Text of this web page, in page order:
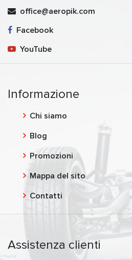
office@aeropik.com
Facebook
YouTube
Informazione
Chi siamo
Blog
Promozioni
Mappa del sito
Contatti
Assistenza clienti